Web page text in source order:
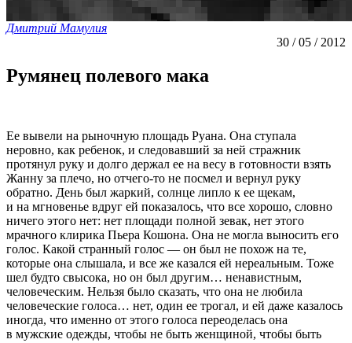
Дмитрий Мамулия
30 / 05 / 2012
Румянец полевого мака
Ее вывели на рыночную площадь Руана. Она ступала
неровно, как ребенок, и следовавший за ней стражник
протянул руку и долго держал ее на весу в готовности взять
Жанну за плечо, но отчего-то не посмел и вернул руку
обратно. День был жаркий, солнце липло к ее щекам,
и на мгновенье вдруг ей показалось, что все хорошо, словно
ничего этого нет: нет площади полной зевак, нет этого
мрачного клирика Пьера Кошона. Она не могла выносить его
голос. Какой странный голос — он был не похож на те,
которые она слышала, и все же казался ей нереальным. Тоже
шел будто свысока, но он был другим… ненавистным,
человеческим. Нельзя было сказать, что она не любила
человеческие голоса… нет, один ее трогал, и ей даже казалось
иногда, что именно от этого голоса переоделась она
в мужские одежды, чтобы не быть женщиной, чтобы быть